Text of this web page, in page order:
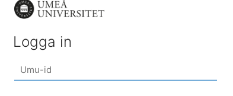
Logga in